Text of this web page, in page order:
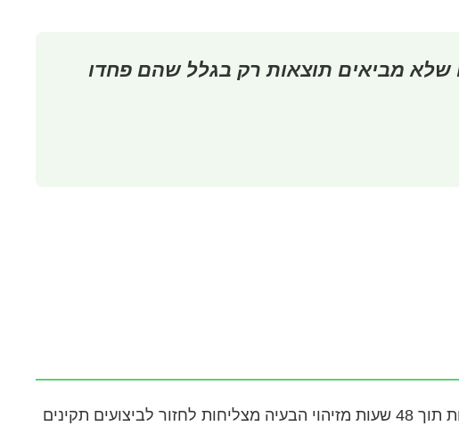
שלא מביאים תוצאות רק בגלל שהם פחדו
לאחר זיהוי הבעיות, השלב הבא הוא יישום תוכנית התאוששות מהירה ויעילה. הניסיון מלמד שחברות שמגיבות תוך 48 שעות מזיהוי הבעיה מצליחות לחזור לביצועים תקינים